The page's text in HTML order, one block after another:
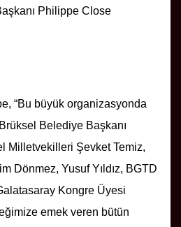
Philippe Close
“Bu büyük organizasyonda
Belediye Başkanı
Milletvekilleri Şevket Temiz,
Dönmez, Yusuf Yıldız, BGTD
Kongre Üyesi
emek veren bütün